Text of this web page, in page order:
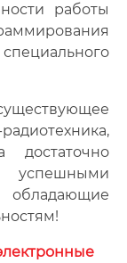
работы
достаточно
успешными